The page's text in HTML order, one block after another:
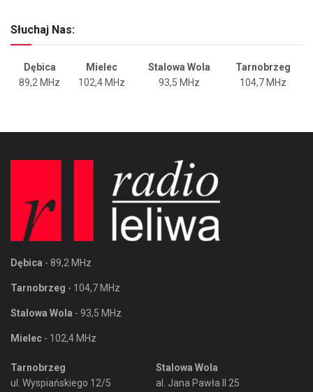
Słuchaj Nas:
Dębica Mielec Stalowa Wola
Tarnobrzeg
89,2 MHz
102,4 MHz 93,5 MHz 104,7 MHz
Dębica - 89,2 MHz
Tarnobrzeg - 104,7 MHz
Stalowa Wola - 93,5 MHz
Mielec - 102,4 MHz
Tarnobrzeg
ul. Wyspiańskiego 12/5
Stalowa Wola
al. Jana Pawła II 25